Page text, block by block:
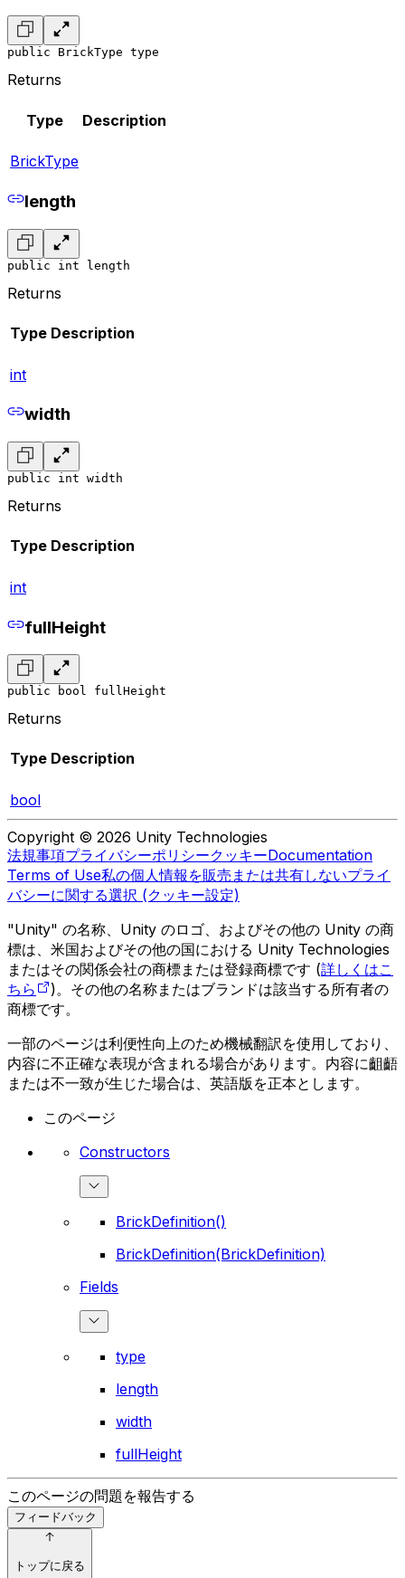
public BrickType type
Returns
Type Description
BrickType
length
public int length
Returns
Type Description
int
width
public int width
Returns
Type Description
int
fullHeight
public bool fullHeight
Returns
Type Description
bool
Copyright © 2026 Unity Technologies
法規事項プライバシーポリシークッキーDocumentation
Terms of Use私の個人情報を販売または共有しないプライ
バシーに関する選択 (クッキー設定)
"Unity" の名称、Unity のロゴ、およびその他の Unity の商
標は、米国およびその他の国における Unity Technologies
またはその関係会社の商標または登録商標です (詳しくはこ
ちら
)。その他の名称またはブランドは該当する所有者の
商標です。
一部のページは利便性向上のため機械翻訳を使用しており、
内容に不正確な表現が含まれる場合があります。内容に齟齬
または不一致が生じた場合は、英語版を正本とします。
このページ
Constructors
BrickDefinition()
BrickDefinition(BrickDefinition)
Fields
type
length
width
fullHeight
このページの問題を報告する
フィードバック
トップに戻る